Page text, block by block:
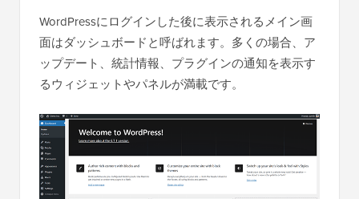
WordPressにログインした後に表示されるメイン画
面はダッシュボードと呼ばれます。多くの場合、ア
ップデート、統計情報、プラグインの通知を表示す
るウィジェットやパネルが満載です。